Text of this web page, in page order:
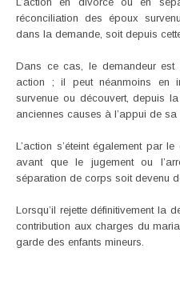
réconciliation des époux
dans la demande, soit depuis
Dans ce cas, le demandeur
action ; il peut néanmoins en
survenue ou découvert, depuis
anciennes causes à l’appui de sa
L’action s’éteint également par
avant que le jugement ou
séparation de corps soit devenu
Lorsqu’il rejette définitivement la
contribution aux charges du
garde des enfants mineurs.